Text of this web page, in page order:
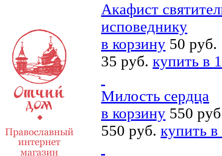
Акафист
исповеднику
в корзину 50 руб.
35 руб. купить в
Милость сердца
в корзину 550
550 руб. купить